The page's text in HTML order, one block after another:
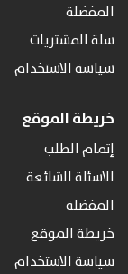
المفضلة
سلة المشتريات
سياسة الاستخدام
خريطة الموقع
إتمام الطلب
الاسئلة الشائعة
المفضلة
خريطة الموقع
سياسة الاستخدام